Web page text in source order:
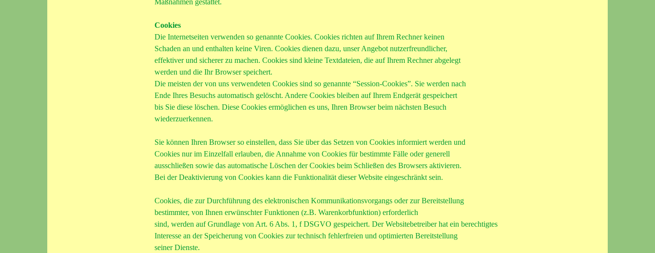
Maßnahmen gestattet.
Cookies
Die Internetseiten verwenden so genannte Cookies. Cookies richten auf Ihrem Rechner keinen
Schaden an und enthalten keine Viren. Cookies dienen dazu, unser Angebot nutzerfreundlicher,
effektiver und sicherer zu machen. Cookies sind kleine Textdateien, die auf Ihrem Rechner abgelegt
werden und die Ihr Browser speichert.
Die meisten der von uns verwendeten Cookies sind so genannte “Session-Cookies”. Sie werden nach
Ende Ihres Besuchs automatisch gelöscht. Andere Cookies bleiben auf Ihrem Endgerät gespeichert
bis Sie diese löschen. Diese Cookies ermöglichen es uns, Ihren Browser beim nächsten Besuch
wiederzuerkennen.
Sie können Ihren Browser so einstellen, dass Sie über das Setzen von Cookies informiert werden und
Cookies nur im Einzelfall erlauben, die Annahme von Cookies für bestimmte Fälle oder generell
ausschließen sowie das automatische Löschen der Cookies beim Schließen des Browsers aktivieren.
Bei der Deaktivierung von Cookies kann die Funktionalität dieser Website eingeschränkt sein.
Cookies, die zur Durchführung des elektronischen Kommunikationsvorgangs oder zur Bereitstellung
bestimmter, von Ihnen erwünschter Funktionen (z.B. Warenkorbfunktion) erforderlich
sind, werden auf Grundlage von Art. 6 Abs. 1, f DSGVO gespeichert. Der Websitebetreiber hat ein berechtigtes
Interesse an der Speicherung von Cookies zur technisch fehlerfreien und optimierten Bereitstellung
seiner Dienste.